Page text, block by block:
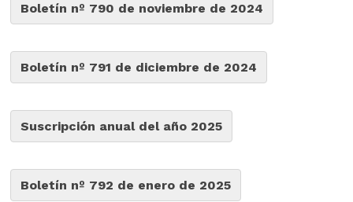
Boletín nº 790 de noviembre de 2024
Boletín nº 791 de diciembre de 2024
Suscripción anual del año 2025
Boletín nº 792 de enero de 2025